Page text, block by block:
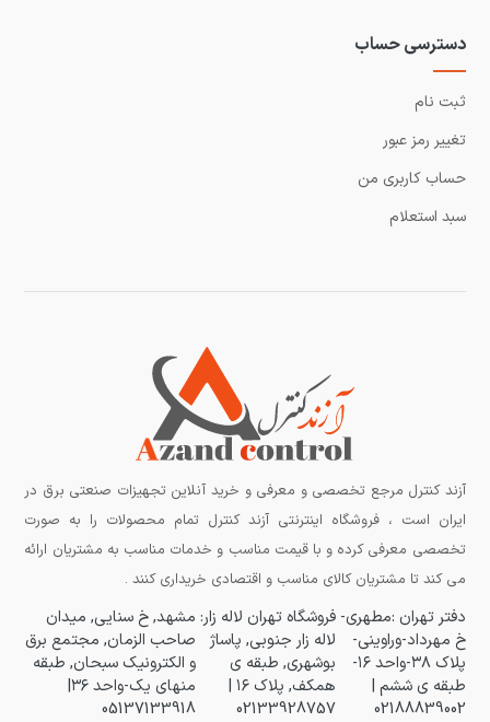
دسترسی حساب
ثبت نام
تغییر رمز عبور
حساب کاربری من
سبد استعلام
آزند کنترل مرجع تخصصی و معرفی و خرید آنلاین تجهیزات صنعتی برق در
ایران است ، فروشگاه اینترنتی آزند کنترل تمام محصولات را به صورت
تخصصی معرفی کرده و با قیمت مناسب و خدمات مناسب به مشتریان ارائه
می کند تا مشتریان کالای مناسب و اقتصادی خریداری کنند .
دفتر تهران :مطهری-
خ مهرداد-وراوینی-
پلاک ۳۸-واحد ۱۶-
طبقه ی ششم |
02188839002
فروشگاه تهران لاله زار:
لاله زار جنوبی, پاساژ
بوشهری, طبقه ی
همکف, پلاک ۱۶ |
02133928757
مشهد, خ سنایی, میدان
صاحب الزمان, مجتمع برق
و الکترونیک سبحان, طبقه
منهای یک-واحد ۳۶|
05137133918